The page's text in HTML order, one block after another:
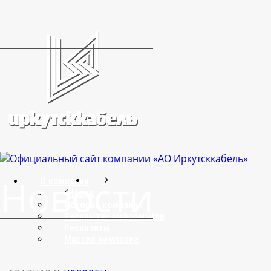
О компании
Назад
Раскрытие информации
Новости